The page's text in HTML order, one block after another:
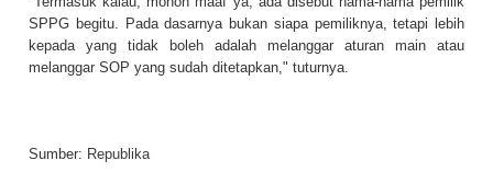
SPPG begitu. Pada dasarnya bukan siapa pemiliknya, tetapi lebih
kepada yang tidak boleh adalah melanggar aturan main atau
melanggar SOP yang sudah ditetapkan," tuturnya.
Sumber: Republika